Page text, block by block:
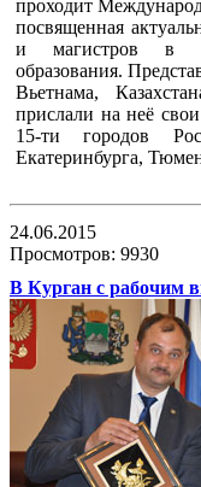
проходит
посвященная
и магистров в
образования.
Вьетнама,
прислали на неё
15-ти городов
Екатеринбурга,
24.06.2015
Просмотров: 9930
В Курган с рабочим